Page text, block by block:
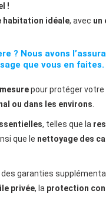
!
habitation idéale, avec un
? Nous avons
que vous en faites.
pour protéger votre
ou dans les environs
, telles que la
que le nettoyage des
garanties
privée, la protection